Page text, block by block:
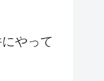
やって